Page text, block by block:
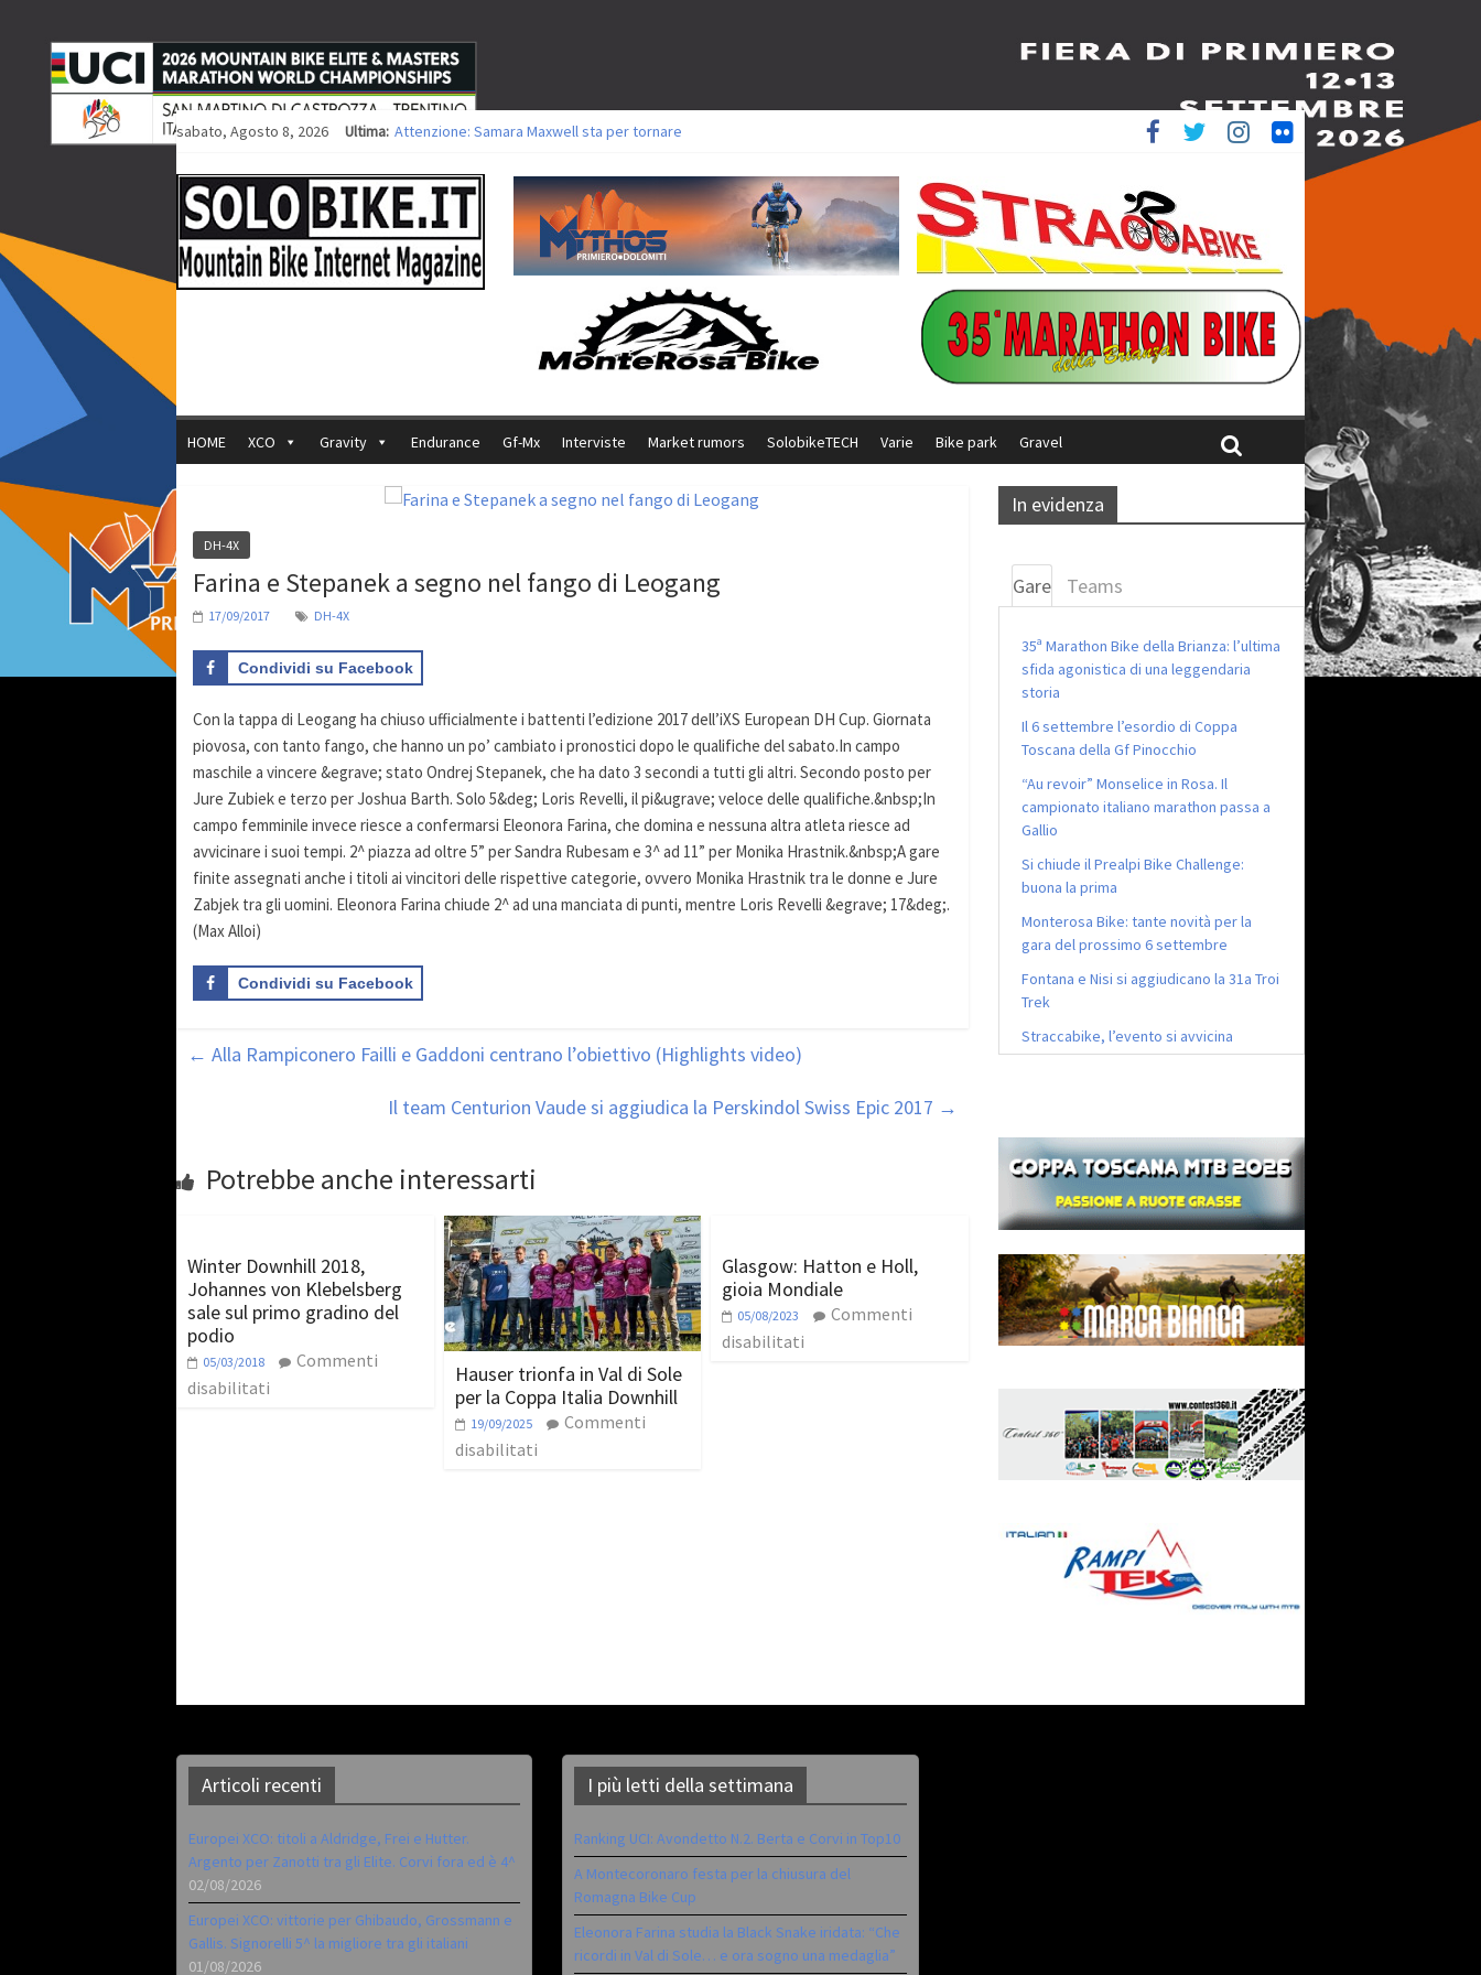
sabato, Agosto 8, 2026 Ultima: Attenzione: Samara Maxwell sta per tornare
Europei XCO: vittorie per Ghibaudo, Grossmann e Gallis. Signorelli 5^ la migliore tra gli italiani
35ª Marathon Bike della Brianza: l’ultima sfida agonistica di una leggendaria storia
Europei MTB: il Team Relay firma il secondo argento azzurro a Monteceneri
HOME XCO Gravity Endurance Gf-Mx Interviste Market rumors SolobikeTECH Varie Bike park Gravel
DH-4X
Farina e Stepanek a segno nel fango di Leogang
17/09/2017 DH-4X
Condividi su Facebook
Con la tappa di Leogang ha chiuso ufficialmente i battenti l’edizione 2017 dell’iXS European DH Cup. Giornata
piovosa, con tanto fango, che hanno un po’ cambiato i pronostici dopo le qualifiche del sabato.In campo
maschile a vincere &egrave; stato Ondrej Stepanek, che ha dato 3 secondi a tutti gli altri. Secondo posto per
Jure Zubiek e terzo per Joshua Barth. Solo 5&deg; Loris Revelli, il pi&ugrave; veloce delle qualifiche.&nbsp;In
campo femminile invece riesce a confermarsi Eleonora Farina, che domina e nessuna altra atleta riesce ad
avvicinare i suoi tempi. 2^ piazza ad oltre 5” per Sandra Rubesam e 3^ ad 11” per Monika Hrastnik.&nbsp;A gare
finite assegnati anche i titoli ai vincitori delle rispettive categorie, ovvero Monika Hrastnik tra le donne e Jure
Zabjek tra gli uomini. Eleonora Farina chiude 2^ ad una manciata di punti, mentre Loris Revelli &egrave; 17&deg;.
(Max Alloi)
Condividi su Facebook
← Alla Rampiconero Failli e Gaddoni centrano l’obiettivo (Highlights video)
Il team Centurion Vaude si aggiudica la Perskindol Swiss Epic 2017 →
Potrebbe anche interessarti
Winter Downhill 2018,
Johannes von Klebelsberg
sale sul primo gradino del
podio
05/03/2018
Commenti
disabilitati
Hauser trionfa in Val di Sole
per la Coppa Italia Downhill
19/09/2025
Commenti
disabilitati
Glasgow: Hatton e Holl,
gioia Mondiale
05/08/2023
Commenti
disabilitati
In evidenza
Gare Teams
35ª Marathon Bike della Brianza: l’ultima
sfida agonistica di una leggendaria
storia
Il 6 settembre l’esordio di Coppa
Toscana della Gf Pinocchio
“Au revoir” Monselice in Rosa. Il
campionato italiano marathon passa a
Gallio
Si chiude il Prealpi Bike Challenge:
buona la prima
Monterosa Bike: tante novità per la
gara del prossimo 6 settembre
Fontana e Nisi si aggiudicano la 31a Troi
Trek
Straccabike, l’evento si avvicina
Articoli recenti
Europei XCO: titoli a Aldridge, Frei e Hutter.
Argento per Zanotti tra gli Elite. Corvi fora ed è 4^
02/08/2026
Europei XCO: vittorie per Ghibaudo, Grossmann e
Gallis. Signorelli 5^ la migliore tra gli italiani
01/08/2026
I più letti della settimana
Ranking UCI: Avondetto N.2. Berta e Corvi in Top10
A Montecoronaro festa per la chiusura del
Romagna Bike Cup
Eleonora Farina studia la Black Snake iridata: “Che
ricordi in Val di Sole… e ora sogno una medaglia”